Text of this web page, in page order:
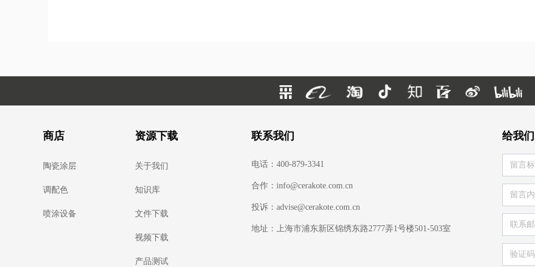
商店
陶瓷涂层
调配色
喷涂设备
资源下载
关于我们
知识库
文件下载
视频下载
产品测试
给我
联系我们
电话：400-879-3341
合作：info@cerakote.com.cn
投诉：advise@cerakote.com.cn
地址：上海市浦东新区锦绣东路2777弄1号楼501-503室